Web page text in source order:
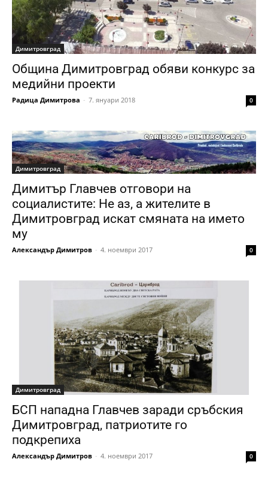
Димитровград
Община Димитровград обяви конкурс за
медийни проекти
Радица Димитрова - 7. януари 2018 0
Димитровград
Димитър Главчев отговори на
социалистите: Не аз, а жителите в
Димитровград искат смяната на името
му
Александър Димитров - 4. ноември 2017 0
Димитровград
БСП нападна Главчев заради сръбския
Димитровград, патриотите го
подкрепиха
Александър Димитров - 4. ноември 2017 0